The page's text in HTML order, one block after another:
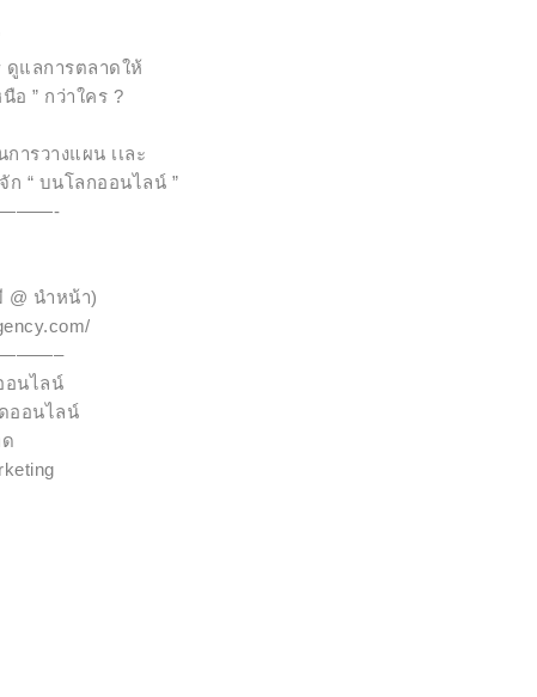
ดูแลการตลาดให้
อ ” กว่าใคร ?
ารวางแผน เเละ
“ บนโลกออนไลน์ ”
@ นำหน้า)
อนไลน์
ออนไลน์